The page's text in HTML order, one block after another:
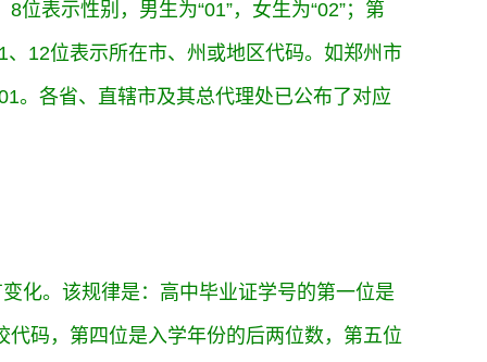
表示性别，男生为“01”，女生为“02”；第
12位表示所在市、州或地区代码。如郑州市
。各省、直辖市及其总代理处已公布了对应
。该规律是：高中毕业证学号的第一位是
码，第四位是入学年份的后两位数，第五位